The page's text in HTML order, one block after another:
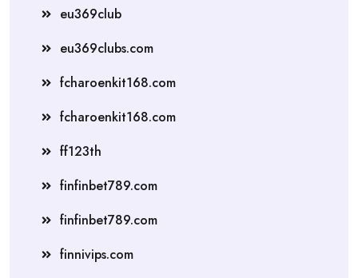
eu369club
eu369clubs.com
fcharoenkit168.com
fcharoenkit168.com
ff123th
finfinbet789.com
finfinbet789.com
finnivips.com